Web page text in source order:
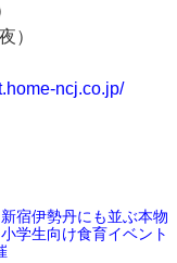
）
ncj.co.jp/
宿伊勢丹にも並ぶ本物
学生向け食育イベント